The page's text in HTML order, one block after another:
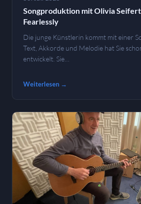
Songproduktion mit Olivia
Fearlessly
Die junge Künstlerin kommt mit einer
Text, Akkorde und Melodie hat Sie
entwickelt. Sie…
Weiterlesen →